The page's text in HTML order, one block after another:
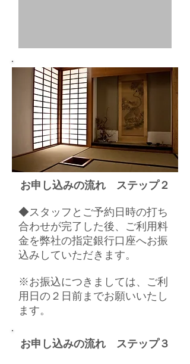
お申し込みの流れ ステップ２
◆スタッフとご予約日時の打ち
合わせが完了した後、ご利用料
金を弊社の指定銀行口座へお振
込みしていただきます。
※お振込につきましては、ご利
用日の２日前までお願いいたし
ます。
お申し込みの流れ ステップ３